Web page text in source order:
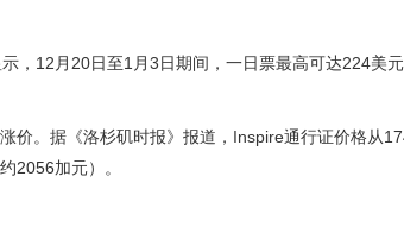
，12月20日至1月3日期间，一日票最高可达224美
。据《洛杉矶时报》报道，Inspire通行证价格从
2056加元）。